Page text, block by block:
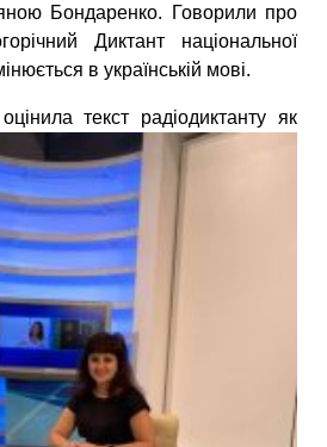
Бондаренко. Говорили про
Диктант національної
в українській мові.
текст радіодиктанту як